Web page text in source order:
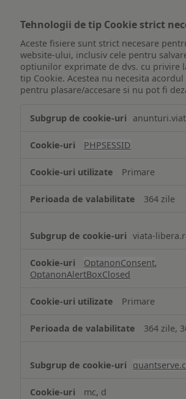
Tehnologii de tip Cookie strict
Aceste fisiere sunt strict necesare
website-ului, inclusiv cele pentru
optiunilor exprimate de dvs. cu privire
tip Cookie. Acestea nu necesita
pentru plasare/accesare si nu pot fi
de
Cookie
necesare
PHPSESSID
Primare
364 zile
viata-
OptanonConsent,
OptanonAlertBoxClosed
Primare
364 zile,
mc, d